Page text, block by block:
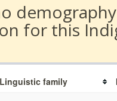
demography
for this
Linguistic family